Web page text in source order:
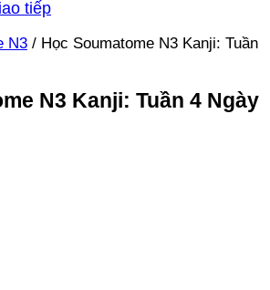
tiếp
N3 / Học Soumatome N3 Kanji: Tuần
N3 Kanji: Tuần 4 Ngày